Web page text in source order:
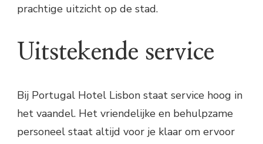
prachtige uitzicht op de stad.
Uitstekende service
Bij Portugal Hotel Lisbon staat service hoog in
het vaandel. Het vriendelijke en behulpzame
personeel staat altijd voor je klaar om ervoor